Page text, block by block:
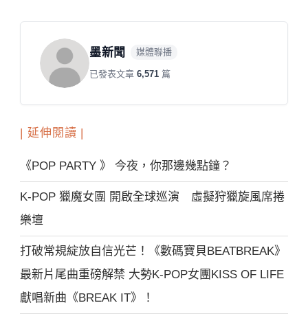
墨新聞 媒體聯播
已發表文章6,571 篇
| 延伸閱讀 |
《POP PARTY 》 今夜，你那邊幾點鐘？
K-POP 獵魔女團 開啟全球巡演 虛擬狩獵旋風席捲
樂壇
打破常規綻放自信光芒！《數碼寶貝BEATBREAK》
最新片尾曲重磅解禁 大勢K-POP女團KISS OF LIFE
獻唱新曲《BREAK IT》！